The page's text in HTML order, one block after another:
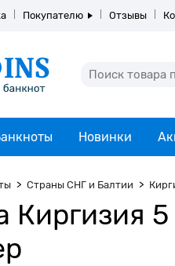
Покупателю Отзывы
Новинки
Страны СНГ и Балтии
Киргизия